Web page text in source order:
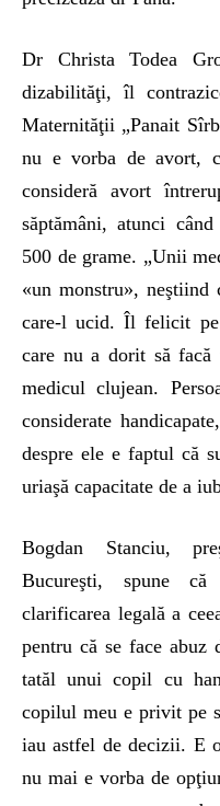
Dr Christa Todea
dizabilităţi, îl
Mater­ni­tăţii „Panait
nu e vorba de avort,
consideră avort
săptămâni, atunci
500 de grame. „Unii
«un monstru»,
care-l ucid. Îl felicit pe
care nu a dorit să facă
medicul clu­jean.
considerate
despre ele e faptul că
uriaşă capacitate de a
Bogdan Stanciu,
Bucureşti, spune
clarificarea legală a
pentru că se face abuz
tatăl unui copil cu
copilul meu e privit pe
iau astfel de decizii. E
nu mai e vorba de